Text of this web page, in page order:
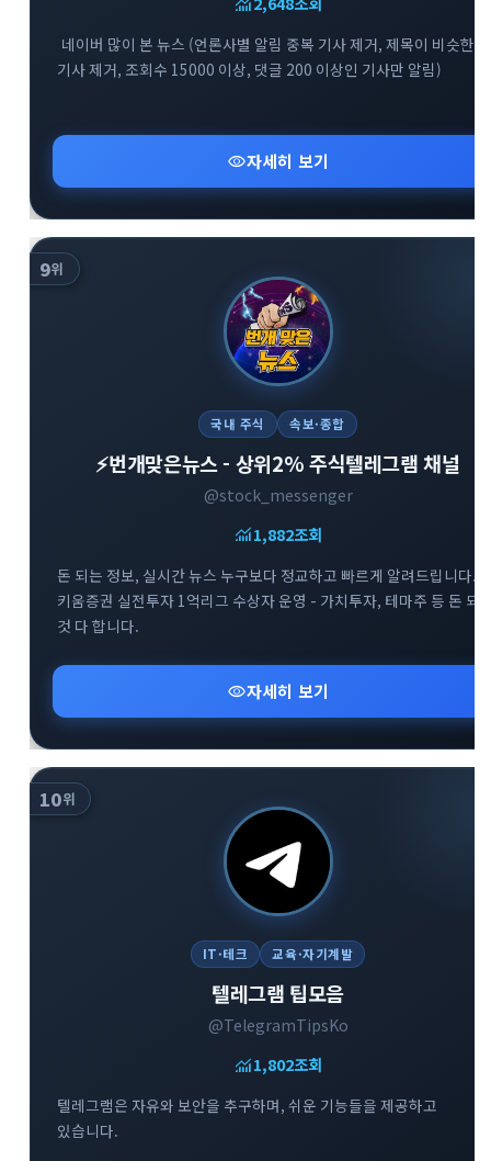
네이버 많이 본 뉴스 (언론사별 알림 중복 기사 제거, 제목이 비슷한
기사 제거, 조회수 15000 이상, 댓글 200 이상인 기사만 알림)
visibility자세히 보기
9위
국내 주식 속보·종합
⚡️번개맞은뉴스 - 상위2% 주식텔레그램 채널
@stock_messenger
monitoring1,882조회
돈 되는 정보, 실시간 뉴스 누구보다 정교하고 빠르게 알려드립니다. -
키움증권 실전투자 1억리그 수상자 운영 - 가치투자, 테마주 등 돈 되
것 다 합니다.
visibility자세히 보기
10위
IT·테크 교육·자기계발
텔레그램 팁모음
@TelegramTipsKo
monitoring1,802조회
텔레그램은 자유와 보안을 추구하며, 쉬운 기능들을 제공하고
있습니다.